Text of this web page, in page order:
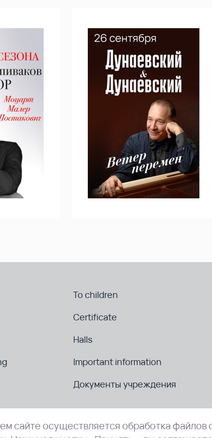
To children
Certificate
Halls
Important information
Документы учреждения
сайте осуществляется обработка файлов